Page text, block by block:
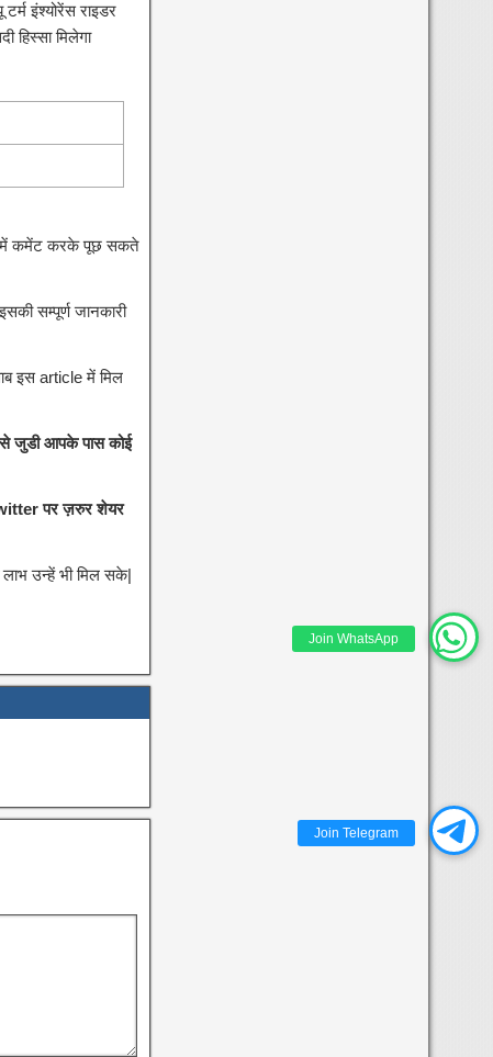
Join WhatsApp
Join Telegram
इंश्योरेंस राइडर
हिस्सा मिलेगा
हमें कमेंट करके पूछ सकते
सम्पूर्ण जानकारी
इस article में मिल
जुडी आपके पास कोई
पर ज़रुर शेयर
लाभ उन्हें भी मिल सके|